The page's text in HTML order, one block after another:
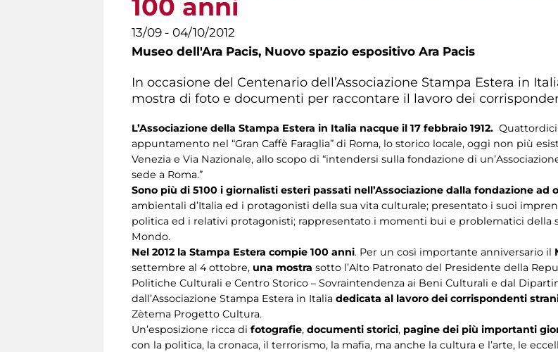
100 anni
13/09 - 04/10/2012
Museo dell'Ara Pacis, Nuovo spazio espositivo Ara Pacis
In occasione del Centenario dell’Associazione Stampa Estera in
mostra di foto e documenti per raccontare il lavoro dei
L’Associazione della Stampa Estera in Italia nacque il 17 febbraio 1912.
appuntamento nel “Gran Caffè Faraglia” di Roma, lo storico locale, oggi non più
Venezia e Via Nazionale, allo scopo di “intendersi sulla fondazione di
sede a Roma.”
Sono più di 5100 i giornalisti esteri passati nell’Associazione dalla fondazione ad
ambientali d’Italia ed i protagonisti della sua vita culturale; presentato i suoi
politica ed i relativi protagonisti; rappresentato i momenti bui e problematici della
Mondo.
Nel 2012 la Stampa Estera compie 100 anni. Per un così importante anniversario il
settembre al 4 ottobre, una mostra sotto l’Alto Patronato del Presidente della
Politiche Culturali e Centro Storico – Sovraintendenza ai Beni Culturali e dal
dall’Associazione Stampa Estera in Italia dedicata al lavoro dei corrispondenti
Zètema Progetto Cultura.
Un’esposizione ricca di fotografie, documenti storici, pagine dei più importanti
con la politica, la cronaca, il terrorismo, la mafia, ma anche la cultura e l’arte, le